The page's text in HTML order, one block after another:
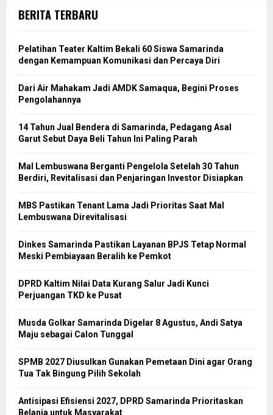
BERITA TERBARU
Pelatihan Teater Kaltim Bekali 60 Siswa Samarinda
dengan Kemampuan Komunikasi dan Percaya Diri
Dari Air Mahakam Jadi AMDK Samaqua, Begini Proses
Pengolahannya
14 Tahun Jual Bendera di Samarinda, Pedagang Asal
Garut Sebut Daya Beli Tahun Ini Paling Parah
Mal Lembuswana Berganti Pengelola Setelah 30 Tahun
Berdiri, Revitalisasi dan Penjaringan Investor Disiapkan
MBS Pastikan Tenant Lama Jadi Prioritas Saat Mal
Lembuswana Direvitalisasi
Dinkes Samarinda Pastikan Layanan BPJS Tetap Normal
Meski Pembiayaan Beralih ke Pemkot
DPRD Kaltim Nilai Data Kurang Salur Jadi Kunci
Perjuangan TKD ke Pusat
Musda Golkar Samarinda Digelar 8 Agustus, Andi Satya
Maju sebagai Calon Tunggal
SPMB 2027 Diusulkan Gunakan Pemetaan Dini agar Orang
Tua Tak Bingung Pilih Sekolah
Antisipasi Efisiensi 2027, DPRD Samarinda Prioritaskan
Belanja untuk Masyarakat